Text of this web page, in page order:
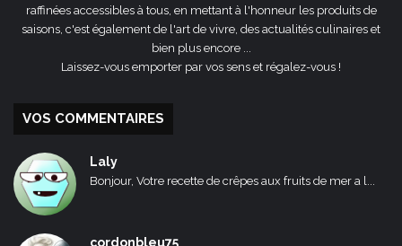
raffinées accessibles à tous, en mettant à l'honneur les produits de
saisons, c'est également de l'art de vivre, des actualités culinaires et
bien plus encore ...
Laissez-vous emporter par vos sens et régalez-vous !
VOS COMMENTAIRES
Laly
Bonjour, Votre recette de crêpes aux fruits de mer a l...
cordonbleu75